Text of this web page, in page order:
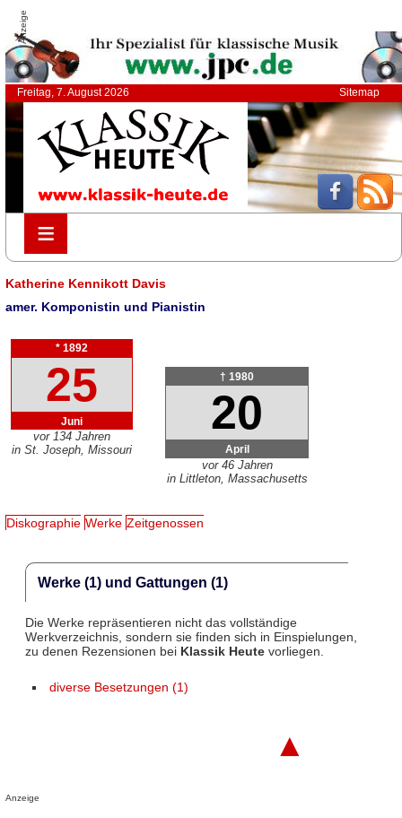
Anzeige
Freitag, 7. August 2026 Sitemap
≡
≡
Katherine Kennikott Davis
amer. Komponistin und Pianistin
* 1892
25
Juni
vor 134 Jahren
in St. Joseph, Missouri
† 1980
20
April
vor 46 Jahren
in Littleton, Massachusetts
Diskographie Werke Zeitgenossen
Werke (1) und Gattungen (1)
Die Werke repräsentieren nicht das vollständige
Werkverzeichnis, sondern sie finden sich in Einspielungen,
zu denen Rezensionen bei Klassik Heutevorliegen.
diverse Besetzungen (1)
▲
Anzeige